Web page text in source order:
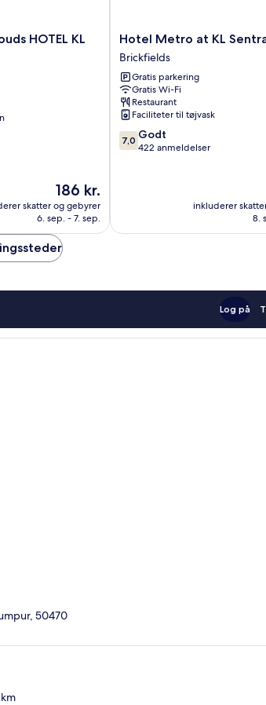
HOTEL KL
Prisen
er
186 kr.
186 kr.
skatter og gebyrer
6. sep. - 7. sep.
Hotel
Metro
at
KL
Sentral
Brickfields
Hotel Metro at KL
Brickfields
Gratis parkering
Gratis Wi-Fi
Restaurant
Faciliteter til tøjvask
7.0
ud
7,0 Godt
422 anmeldelser
inkluderer
8.
Log på
50470